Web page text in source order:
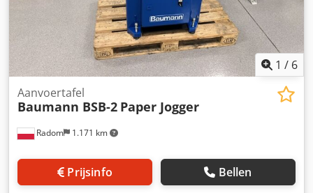
1 / 6
Radom 1.171 km
Aanvoertafel
Baumann BSB-2 Paper Jogger
Prijsinfo Bellen